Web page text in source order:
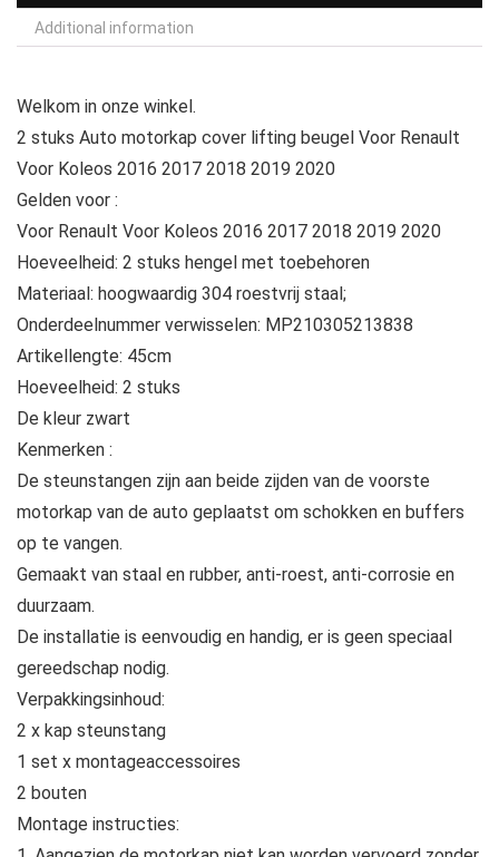
Additional information
Welkom in onze winkel.
2 stuks Auto motorkap cover lifting beugel Voor Renault
Voor Koleos 2016 2017 2018 2019 2020
Gelden voor :
Voor Renault Voor Koleos 2016 2017 2018 2019 2020
Hoeveelheid: 2 stuks hengel met toebehoren
Materiaal: hoogwaardig 304 roestvrij staal;
Onderdeelnummer verwisselen: MP210305213838
Artikellengte: 45cm
Hoeveelheid: 2 stuks
De kleur zwart
Kenmerken :
De steunstangen zijn aan beide zijden van de voorste
motorkap van de auto geplaatst om schokken en buffers
op te vangen.
Gemaakt van staal en rubber, anti-roest, anti-corrosie en
duurzaam.
De installatie is eenvoudig en handig, er is geen speciaal
gereedschap nodig.
Verpakkingsinhoud:
2 x kap steunstang
1 set x montageaccessoires
2 bouten
Montage instructies: